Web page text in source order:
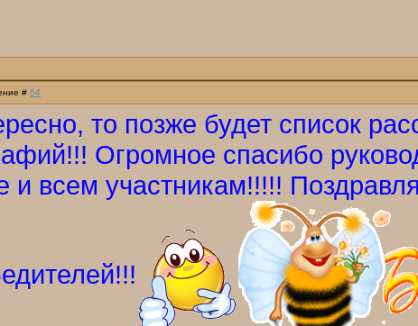
# 64
то позже будет список
Огромное спасибо
и всем участникам!!!!!